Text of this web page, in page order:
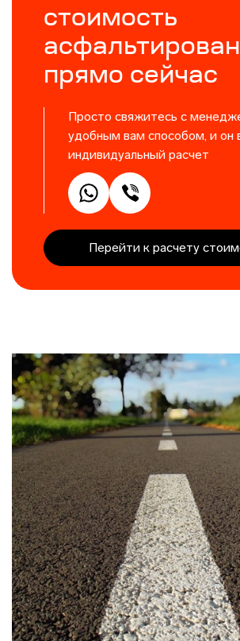
стоимость
прямо сейчас
Просто свяжитесь с
удобным вам способом, и он
индивидуальный расчет
Перейти к расчету